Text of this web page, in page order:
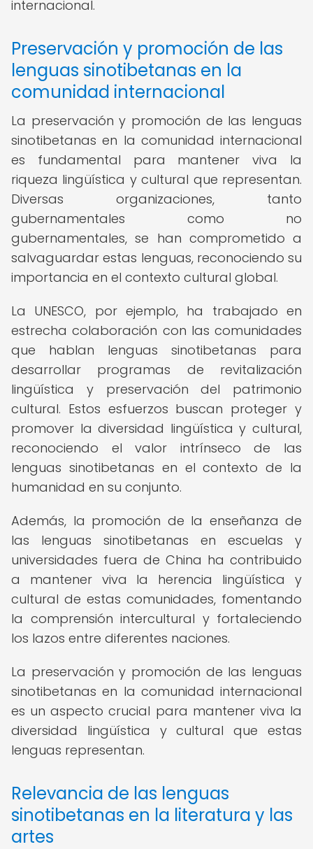
internacional.
Preservación y promoción de las
lenguas sinotibetanas en la
comunidad internacional
La preservación y promoción de las lenguas
sinotibetanas en la comunidad internacional
es fundamental para mantener viva la
riqueza lingüística y cultural que representan.
Diversas organizaciones, tanto
gubernamentales como no
gubernamentales, se han comprometido a
salvaguardar estas lenguas, reconociendo su
importancia en el contexto cultural global.
La UNESCO, por ejemplo, ha trabajado en
estrecha colaboración con las comunidades
que hablan lenguas sinotibetanas para
desarrollar programas de revitalización
lingüística y preservación del patrimonio
cultural. Estos esfuerzos buscan proteger y
promover la diversidad lingüística y cultural,
reconociendo el valor intrínseco de las
lenguas sinotibetanas en el contexto de la
humanidad en su conjunto.
Además, la promoción de la enseñanza de
las lenguas sinotibetanas en escuelas y
universidades fuera de China ha contribuido
a mantener viva la herencia lingüística y
cultural de estas comunidades, fomentando
la comprensión intercultural y fortaleciendo
los lazos entre diferentes naciones.
La preservación y promoción de las lenguas
sinotibetanas en la comunidad internacional
es un aspecto crucial para mantener viva la
diversidad lingüística y cultural que estas
lenguas representan.
Relevancia de las lenguas
sinotibetanas en la literatura y las
artes